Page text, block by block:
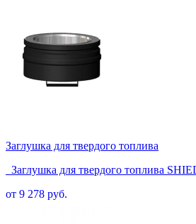
Заглушка для твердого топлива
Заглушка для твердого топлива
от 9 278 руб.